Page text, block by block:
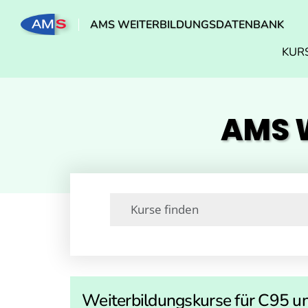
AMS WEITERBILDUNGSDATENBANK
AMS
Weiterbildungskurse für C95